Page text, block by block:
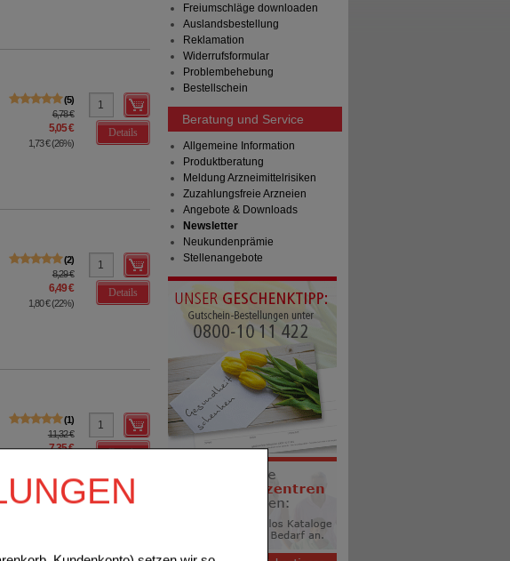
5
6,78 €
5,05 €
1,73 €(26%)
Details
2
8,29 €
6,49 €
1,80 €(22%)
Details
1
11,32 €
7,35 € Details
Freiumschläge downloaden
Auslandsbestellung
Reklamation
Widerrufsformular
Problembehebung
Bestellschein
Beratung und Service
Allgemeine Information
Produktberatung
Meldung Arzneimittelrisiken
Zuzahlungsfreie Arzneien
Angebote & Downloads
Newsletter
Neukundenprämie
Stellenangebote